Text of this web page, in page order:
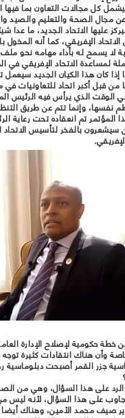
كل مجالات التعاون بما فيها
مجال الصحة والتعليم والصيد
عليها الاتحاد الجديد، ما عدا
الإفريقي، كما أنه المخول
لا يسمح له بأداء مهامه نحو
لمساعدة الاتحاد الإفريقي في
إذا كان هذا الكيان الجديد
من قبل أكبر اتحاد للتعاونيات
الوقت الذي يرأس فيه الرئيس
نفسها، وإنما تتم عن طريق
المؤتمر تم انعقاده تحت رعاية
بالفخر لتأسيس الاتحاد
خطة حكومية لإصلاح الإدارة
وأن هناك انتقادات كثيرة
جزر القمر أصبحت
على هذا السؤال، وهي من
على هذا السؤال، لأنه ليس
صيف محمد الأمين، وهناك أيضا